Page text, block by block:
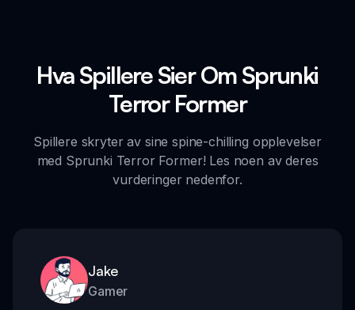
Hva Spillere Sier Om Sprunki
Terror Former
Spillere skryter av sine spine-chilling opplevelser
med Sprunki Terror Former! Les noen av deres
vurderinger nedenfor.
Jake
Gamer